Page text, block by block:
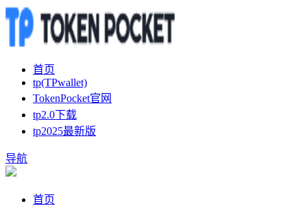
首页
tp(TPwallet)
TokenPocket官网
tp2.0下载
tp2025最新版
导航
首页